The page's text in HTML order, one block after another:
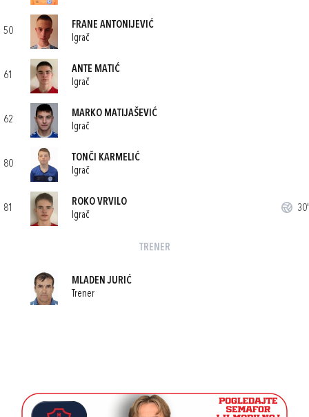
50
FRANE ANTONIJEVIĆ
Igrač
61
ANTE MATIĆ
Igrač
62
MARKO MATIJAŠEVIĆ
Igrač
80
TONČI KARMELIĆ
Igrač
81
ROKO VRVILO
Igrač
30'
TRENER
MLADEN JURIĆ
Trener